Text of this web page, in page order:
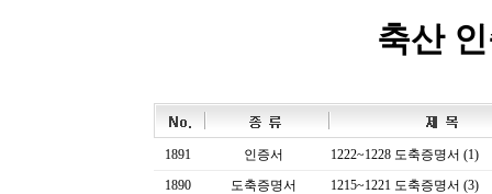
축산
1891 인증서
1222~1228 도축증명서 (1)
1890
도축증명서
1215~1221 도축증명서 (3)